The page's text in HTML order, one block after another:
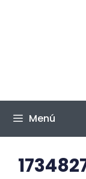
Menú